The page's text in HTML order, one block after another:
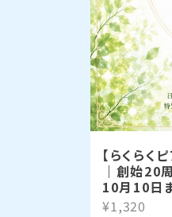
【らくらく
｜創始20
10月10日ま
¥1,320